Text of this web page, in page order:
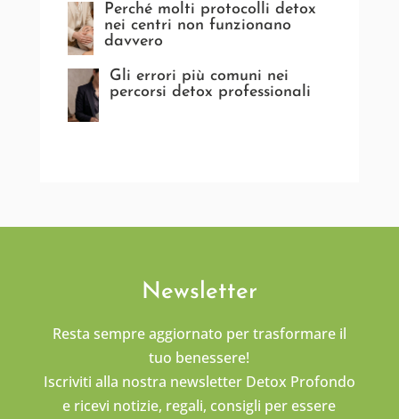
Perché molti protocolli detox
nei centri non funzionano
davvero
Gli errori più comuni nei
percorsi detox professionali
Newsletter
Resta sempre aggiornato per trasformare il
tuo benessere!
Iscriviti alla nostra newsletter Detox Profondo
e ricevi notizie, regali, consigli per essere